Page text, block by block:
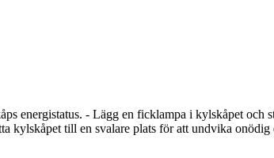
energistatus. - Lägg en ficklampa i kylskåpet
kylskåpet till en svalare plats för att undvika